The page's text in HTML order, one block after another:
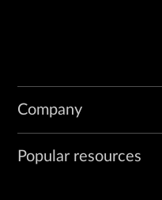
Company
Popular resources